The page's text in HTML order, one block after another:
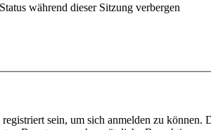
während dieser Sitzung verbergen
registriert sein, um sich anmelden zu